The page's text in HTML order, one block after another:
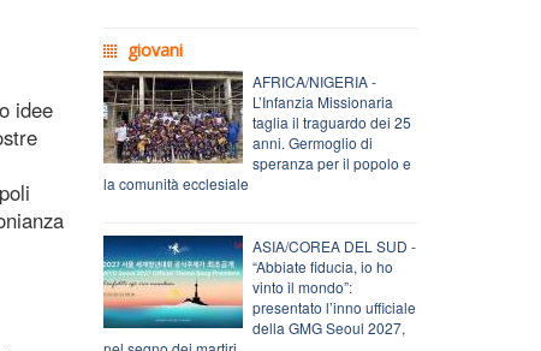
idee
giovani
AFRICA/NIGERIA -
L’Infanzia Missionaria
taglia il traguardo dei 25
anni. Germoglio di
speranza per il popolo e
la comunità ecclesiale
ASIA/COREA DEL SUD -
“Abbiate fiducia, io ho
vinto il mondo”:
presentato l’inno ufficiale
della GMG Seoul 2027,